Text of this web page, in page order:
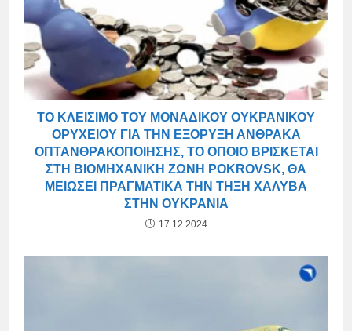
ΤΟ ΚΛΕΊΣΙΜΟ ΤΟΥ ΜΟΝΑΔΙΚΟΎ ΟΥΚΡΑΝΙΚΟΎ
ΟΡΥΧΕΊΟΥ ΓΙΑ ΤΗΝ ΕΞΌΡΥΞΗ ΆΝΘΡΑΚΑ
ΟΠΤΑΝΘΡΑΚΟΠΟΊΗΣΗΣ, ΤΟ ΟΠΟΊΟ ΒΡΊΣΚΕΤΑΙ
ΣΤΗ ΒΙΟΜΗΧΑΝΙΚΉ ΖΏΝΗ POKROVSK, ΘΑ
ΜΕΙΏΣΕΙ ΠΡΑΓΜΑΤΙΚΆ ΤΗΝ ΤΉΞΗ ΧΆΛΥΒΑ
ΣΤΗΝ ΟΥΚΡΑΝΊΑ
17.12.2024